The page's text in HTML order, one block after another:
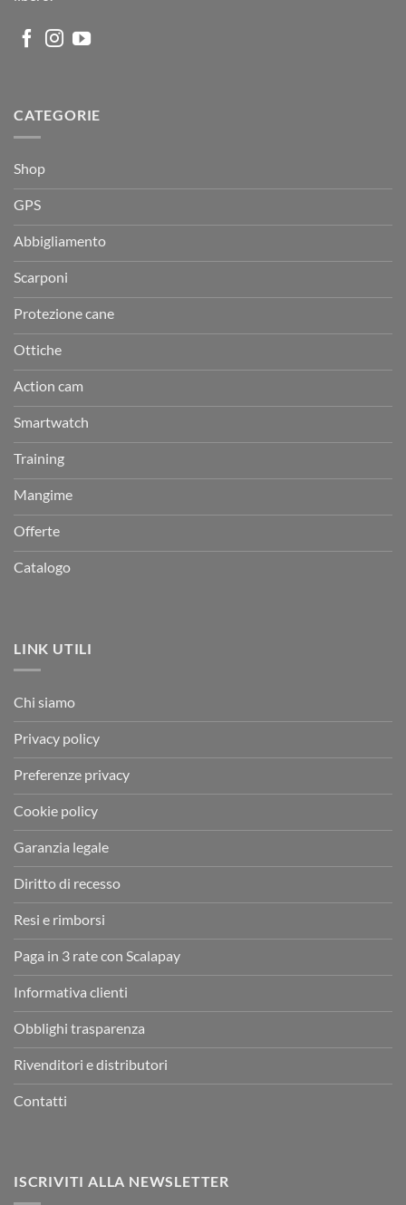
CATEGORIE
Shop
GPS
Abbigliamento
Scarponi
Protezione cane
Ottiche
Action cam
Smartwatch
Training
Mangime
Offerte
Catalogo
LINK UTILI
Chi siamo
Privacy policy
Preferenze privacy
Cookie policy
Garanzia legale
Diritto di recesso
Resi e rimborsi
Paga in 3 rate con Scalapay
Informativa clienti
Obblighi trasparenza
Rivenditori e distributori
Contatti
ISCRIVITI ALLA NEWSLETTER